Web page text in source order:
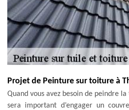
Projet de Peinture sur toiture à
Quand vous avez besoin de peindre
sera important d’engager un